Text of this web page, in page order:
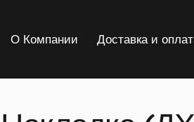
О Компании Доставка и